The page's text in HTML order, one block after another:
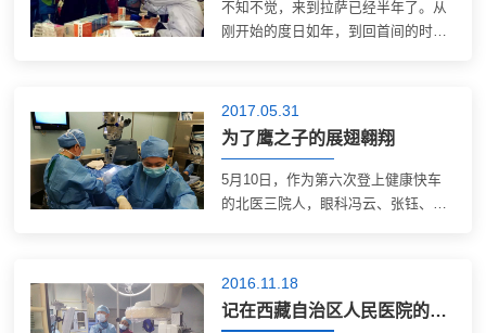
不知不觉，来到拉萨已经半年了。从
刚开始的度日如年，到回首间的时光
让人窒息的美，印象最深的还是明显
的高原反应，头疼，入睡困难，让原
本不知失...
2017.05.31
为了鹰之子的展翅翱翔
5月10日，作为第六次登上健康快车
的北医三院人，眼科冯云、张钰、田
作三个月。 帕米尔高原上的新疆喀
什，不仅会邂逅美丽的自然风光，还
有那热情善...
2016.11.18
记在西藏自治区人民医院的第一次ERCP